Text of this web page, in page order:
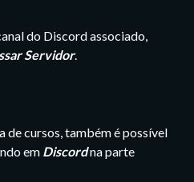
do Discord associado,
Servidor.
de cursos, também é possível
em Discord na parte